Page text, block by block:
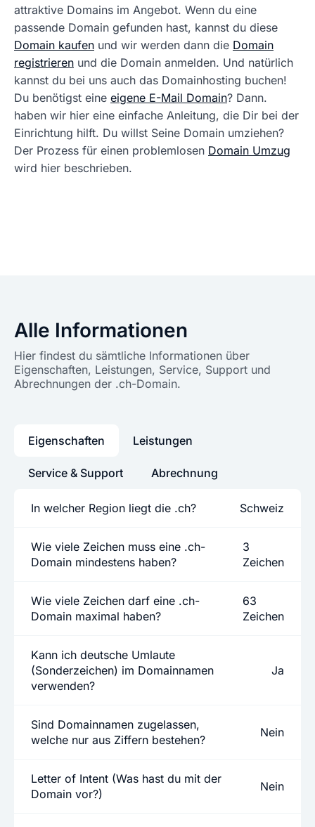
attraktive Domains im Angebot. Wenn du eine
passende Domain gefunden hast, kannst du diese
Domain kaufen und wir werden dann die Domain
registrieren und die Domain anmelden. Und natürlich
kannst du bei uns auch das Domainhosting buchen!
Du benötigst eine eigene E-Mail Domain? Dann.
haben wir hier eine einfache Anleitung, die Dir bei der
Einrichtung hilft. Du willst Seine Domain umziehen?
Der Prozess für einen problemlosen Domain Umzug
wird hier beschrieben.
Alle Informationen
Hier findest du sämtliche Informationen über
Eigenschaften, Leistungen, Service, Support und
Abrechnungen der .ch-Domain.
Eigenschaften
In welcher Region liegt die .ch? Schweiz
Wie viele Zeichen muss eine .ch-
Domain mindestens haben?
3
Zeichen
Wie viele Zeichen darf eine .ch-
Domain maximal haben?
63
Zeichen
Kann ich deutsche Umlaute
(Sonderzeichen) im Domainnamen
verwenden?
Ja
Sind Domainnamen zugelassen,
welche nur aus Ziffern bestehen?
Nein
Letter of Intent (Was hast du mit der
Domain vor?)
Nein
Leistungen
Service & Support Abrechnung